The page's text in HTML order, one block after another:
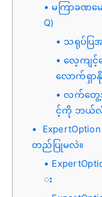
မကြာခဏမေ
Q)
သရုပ်ပြ
လေ့ကျင့်
လောက်ရှာ
လက်တွေ့
င့်ကို ဘယ်လိုပ
တည်ပြုမလဲ။
း